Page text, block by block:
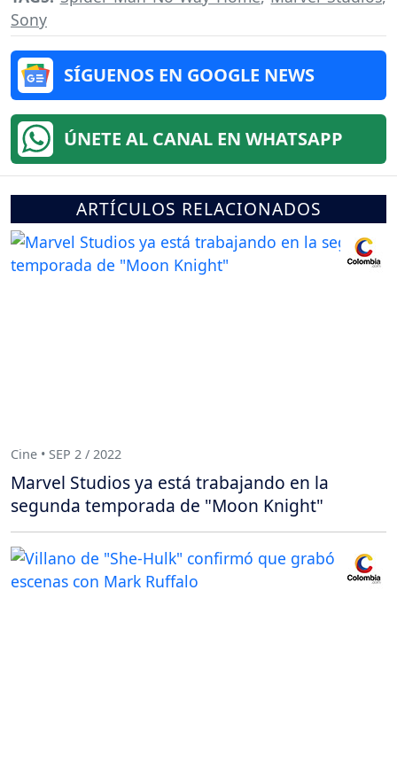
Sony
SÍGUENOS EN GOOGLE NEWS
ÚNETE AL CANAL EN WHATSAPP
ARTÍCULOS RELACIONADOS
Cine • SEP 2 / 2022
Marvel Studios ya está trabajando en la
segunda temporada de "Moon Knight"